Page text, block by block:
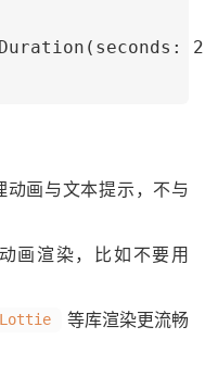
画与文本提示，不与
画渲染，比如不要用
Lottie
等库渲染更流畅